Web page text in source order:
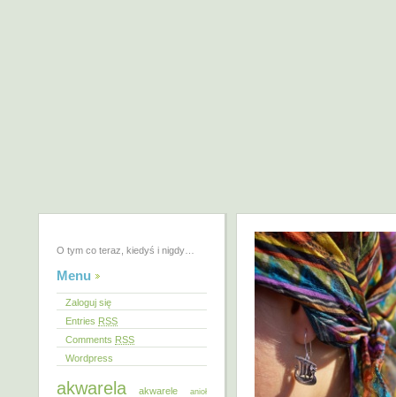
O tym co teraz, kiedyś i nigdy…
Menu
Zaloguj się
Entries RSS
Comments RSS
Wordpress
akwarela akwarele anioł